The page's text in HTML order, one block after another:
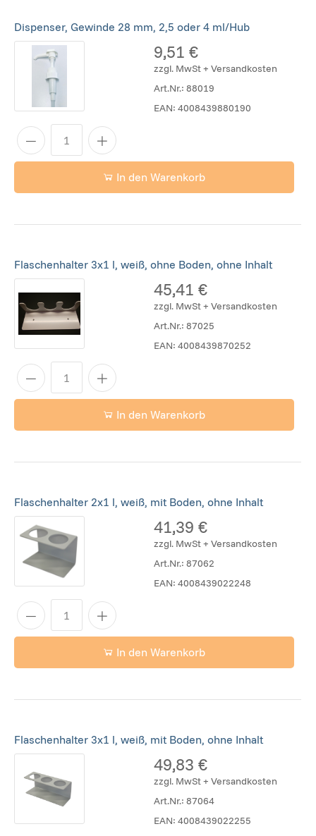
Dispenser, Gewinde 28 mm, 2,5 oder 4 ml/Hub
9,51 €
zzgl. MwSt + Versandkosten
Art.Nr.:88019
EAN:4008439880190
In den Warenkorb
Flaschenhalter 3x1 l, weiß, ohne Boden, ohne Inhalt
45,41 €
zzgl. MwSt + Versandkosten
Art.Nr.:87025
EAN:4008439870252
In den Warenkorb
Flaschenhalter 2x1 l, weiß, mit Boden, ohne Inhalt
41,39 €
zzgl. MwSt + Versandkosten
Art.Nr.:87062
EAN:4008439022248
In den Warenkorb
Flaschenhalter 3x1 l, weiß, mit Boden, ohne Inhalt
49,83 €
zzgl. MwSt + Versandkosten
Art.Nr.:87064
EAN:4008439022255